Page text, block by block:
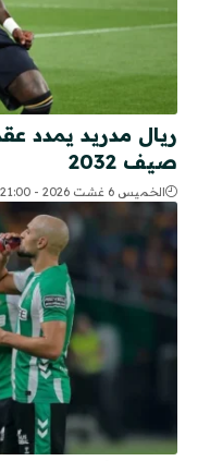
ريال مدريد يمدد
صيف 2032
الخميس 6 غشت 2026 - 21:00